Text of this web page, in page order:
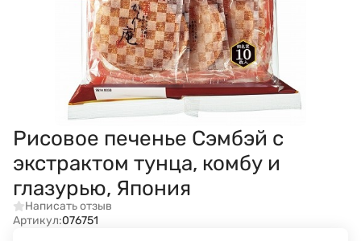
Рисовое печенье Сэмбэй с
экстрактом тунца, комбу и
глазурью, Япония
Написать отзыв
Артикул:076751